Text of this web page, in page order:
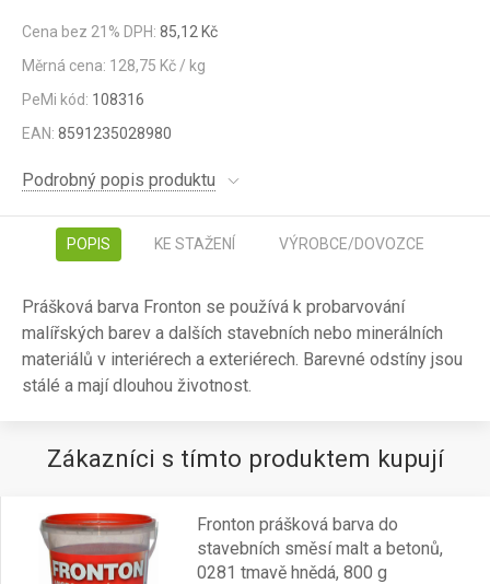
Cena bez 21% DPH: 85,12 Kč
Měrná cena: 128,75 Kč / kg
PeMi kód: 108316
EAN: 8591235028980
Podrobný popis produktu
POPIS KE STAŽENÍ VÝROBCE/DOVOZCE
Prášková barva Fronton se používá k probarvování
malířských barev a dalších stavebních nebo minerálních
materiálů v interiérech a exteriérech. Barevné odstíny jsou
stálé a mají dlouhou životnost.
Zákazníci s tímto produktem kupují
Fronton prášková barva do
stavebních směsí malt a betonů,
0281 tmavě hnědá, 800 g